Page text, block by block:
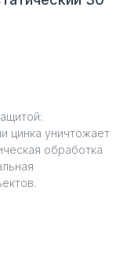
цинка уничтожает
обработка